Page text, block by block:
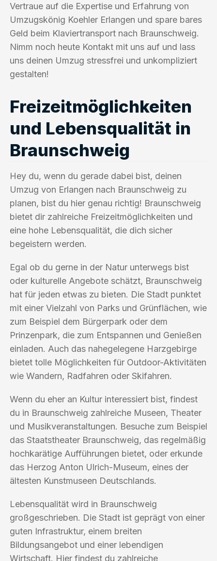
Vertraue auf die Expertise und Erfahrung von
Umzugskönig Koehler Erlangen und spare bares
Geld beim Klaviertransport nach Braunschweig.
Nimm noch heute Kontakt mit uns auf und lass
uns deinen Umzug stressfrei und unkompliziert
gestalten!
Freizeitmöglichkeiten
und Lebensqualität in
Braunschweig
Hey du, wenn du gerade dabei bist, deinen
Umzug von Erlangen nach Braunschweig zu
planen, bist du hier genau richtig! Braunschweig
bietet dir zahlreiche Freizeitmöglichkeiten und
eine hohe Lebensqualität, die dich sicher
begeistern werden.
Egal ob du gerne in der Natur unterwegs bist
oder kulturelle Angebote schätzt, Braunschweig
hat für jeden etwas zu bieten. Die Stadt punktet
mit einer Vielzahl von Parks und Grünflächen, wie
zum Beispiel dem Bürgerpark oder dem
Prinzenpark, die zum Entspannen und Genießen
einladen. Auch das nahegelegene Harzgebirge
bietet tolle Möglichkeiten für Outdoor-Aktivitäten
wie Wandern, Radfahren oder Skifahren.
Wenn du eher an Kultur interessiert bist, findest
du in Braunschweig zahlreiche Museen, Theater
und Musikveranstaltungen. Besuche zum Beispiel
das Staatstheater Braunschweig, das regelmäßig
hochkarätige Aufführungen bietet, oder erkunde
das Herzog Anton Ulrich-Museum, eines der
ältesten Kunstmuseen Deutschlands.
Lebensqualität wird in Braunschweig
großgeschrieben. Die Stadt ist geprägt von einer
guten Infrastruktur, einem breiten
Bildungsangebot und einer lebendigen
Wirtschaft. Hier findest du zahlreiche